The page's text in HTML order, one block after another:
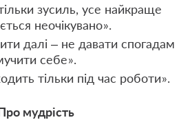
зусиль, усе найкраще
неочікувано».
далі – не давати спогадам
себе».
тільки під час роботи».
мудрість